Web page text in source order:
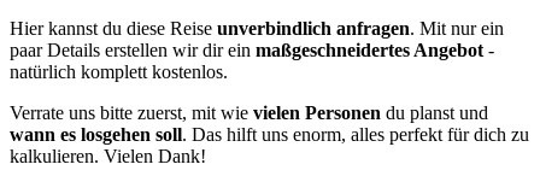
Hier kannst du diese Reise unverbindlich anfragen. Mit nur ein
paar Details erstellen wir dir ein maßgeschneidertes Angebot -
natürlich komplett kostenlos.
Verrate uns bitte zuerst, mit wie vielen Personen du planst und
wann es losgehen soll. Das hilft uns enorm, alles perfekt für dich zu
kalkulieren. Vielen Dank!